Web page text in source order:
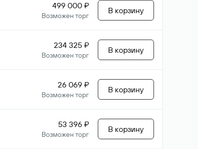
499 000 ₽
Возможен торг
В корзину
234 325 ₽
Возможен торг
В корзину
26 069 ₽
Возможен торг
В корзину
53 396 ₽
Возможен торг
В корзину